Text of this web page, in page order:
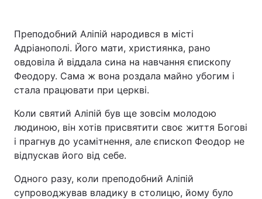
Преподобний Аліпій народився в місті
Адріанополі. Його мати, християнка, рано
овдовіла й віддала сина на навчання єпископу
Феодору. Сама ж вона роздала майно убогим і
стала працювати при церкві.
Коли святий Аліпій був ще зовсім молодою
людиною, він хотів присвятити своє життя Богові
і прагнув до усамітнення, але єпископ Феодор не
відпускав його від себе.
Одного разу, коли преподобний Аліпій
супроводжував владику в столицю, йому було